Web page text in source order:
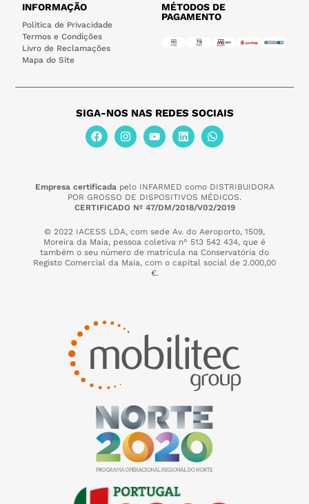
INFORMAÇÃO
Política de Privacidade
Termos e Condições
Livro de Reclamações
Mapa do Site
MÉTODOS DE
PAGAMENTO
SIGA-NOS NAS REDES SOCIAIS
Empresa certificadapelo INFARMED como DISTRIBUIDORA
POR GROSSO DE DISPOSITIVOS MÉDICOS.
CERTIFICADO Nº 47/DM/2018/V02/2019
© 2022 IACESS LDA, com sede Av. do Aeroporto, 1509,
Moreira da Maia, pessoa coletiva n° 513 542 434, que é
também o seu número de matrícula na Conservatória do
Registo Comercial da Maia, com o capital social de 2.000,00
€.